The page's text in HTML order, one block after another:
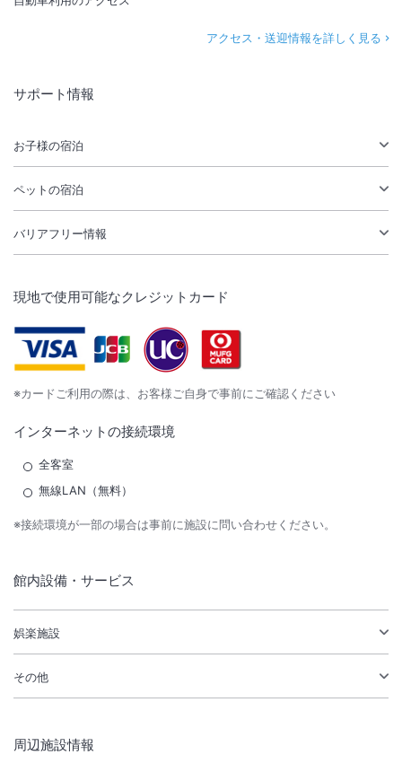
アクセス・送迎情報を詳しく見る
サポート情報
お子様の宿泊
ペットの宿泊
バリアフリー情報
現地で使用可能なクレジットカード
※カードご利用の際は、お客様ご自身で事前にご確認ください
インターネットの接続環境
全客室
無線LAN（無料）
※接続環境が一部の場合は事前に施設に問い合わせください。
館内設備・サービス
娯楽施設
その他
周辺施設情報